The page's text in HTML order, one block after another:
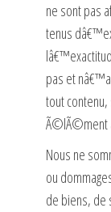
ne sont pas
tenus
pas et
tout
Ã©lÃ©ment
Nous ne
ou
de biens, de